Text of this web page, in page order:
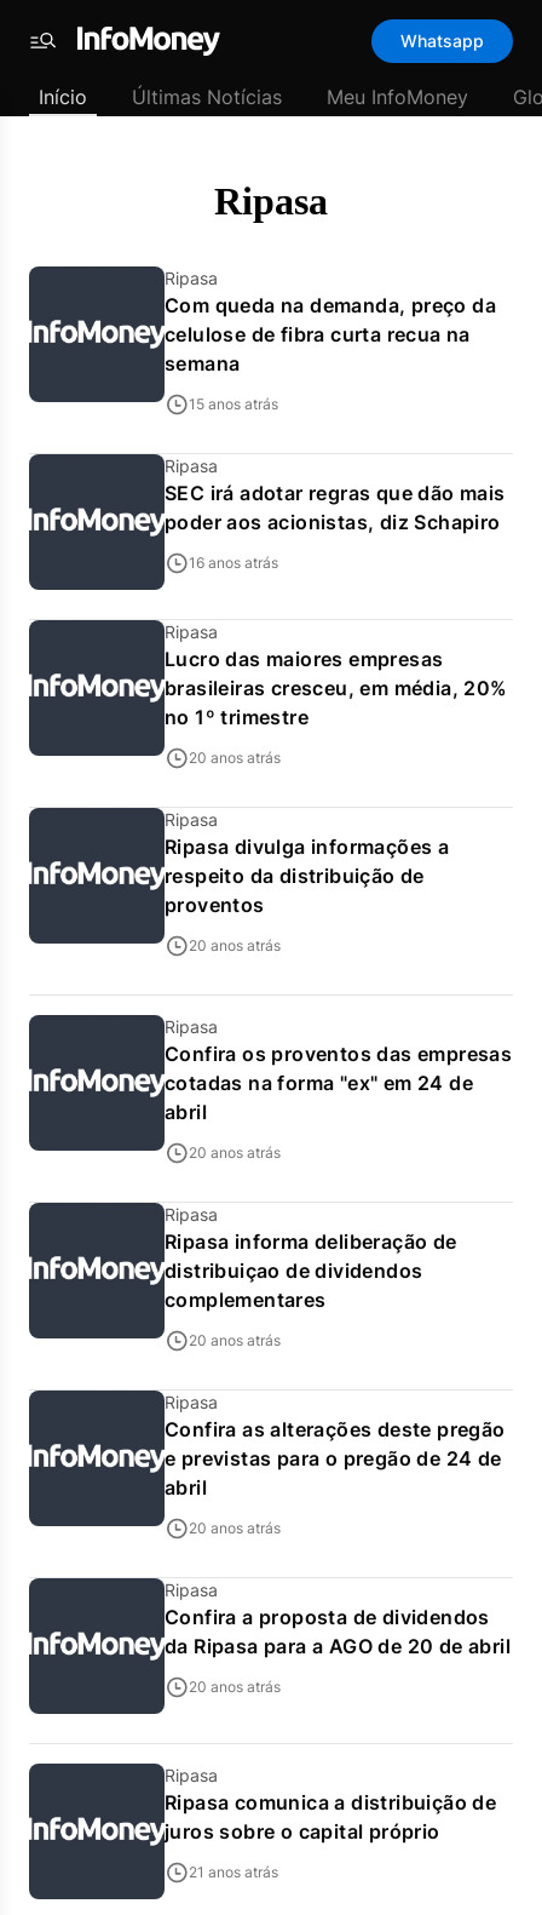
padrão
Últimas
Menu
Whatsapp
Início Últimas Notícias Meu InfoMoney
Ripasa
Ripasa
Com queda na demanda, preço da
celulose de fibra curta recua na
semana
15 anos atrás
Ripasa
SEC irá adotar regras que dão mais
poder aos acionistas, diz Schapiro
16 anos atrás
Ripasa
Lucro das maiores empresas
brasileiras cresceu, em média, 20%
no 1º trimestre
20 anos atrás
Ripasa
Ripasa divulga informações a
respeito da distribuição de
proventos
20 anos atrás
Ripasa
Confira os proventos das empresas
cotadas na forma "ex" em 24 de
abril
20 anos atrás
Ripasa
Ripasa informa deliberação de
distribuiçao de dividendos
complementares
20 anos atrás
Ripasa
Confira as alterações deste pregão
e previstas para o pregão de 24 de
abril
20 anos atrás
Ripasa
Confira a proposta de dividendos
da Ripasa para a AGO de 20 de abril
20 anos atrás
Ripasa
Ripasa comunica a distribuição de
juros sobre o capital próprio
21 anos atrás